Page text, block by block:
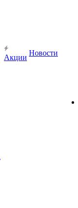
Акции
Новости